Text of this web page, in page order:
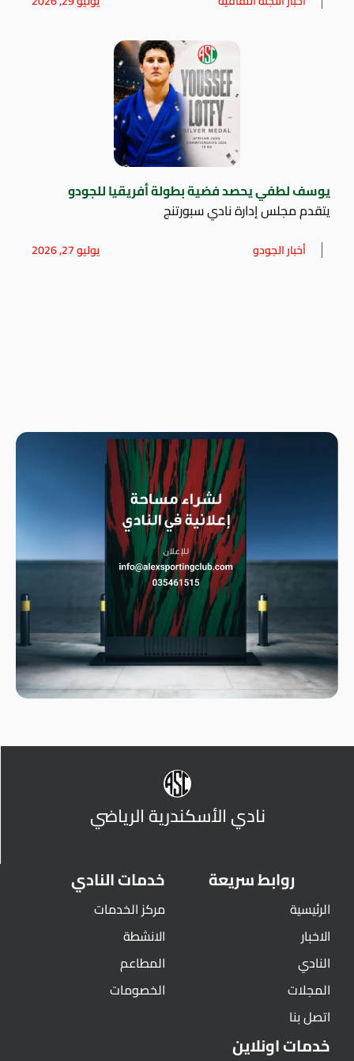
يوسف لطفي يحصد فضية بطولة أفريقيا للجودو
يتقدم مجلس إدارة نادي سبورتنج
أخبار الجودو يوليو 27, 2026
نادي الأسكندرية الرياضي
روابط سريعة
الرئيسية
الاخبار
النادي
المجلات
اتصل بنا
خدمات النادي
مركز الخدمات
الانشطة
المطاعم
الخصومات
خدمات اونلاين